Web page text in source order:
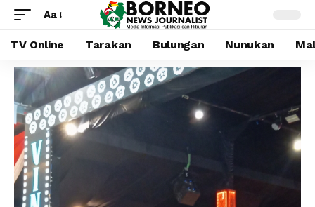
Aa
TV Online Tarakan Bulungan Nunukan